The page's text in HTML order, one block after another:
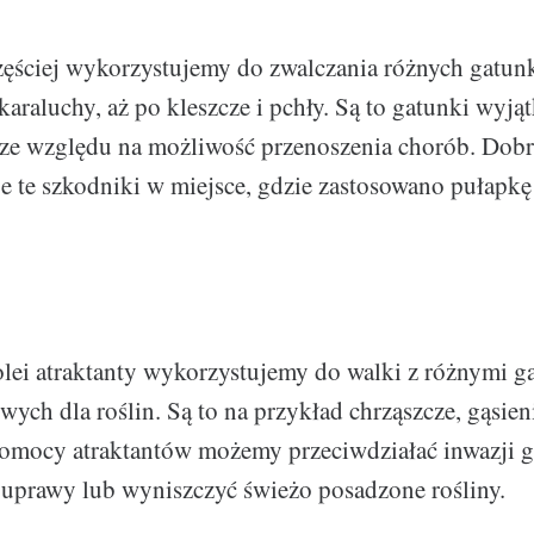
wykorzystujemy do zwalczania różnych
aż po kleszcze i pchły. Są to gatunki
względu na możliwość przenoszenia chorób.
te szkodniki w miejsce, gdzie zastosowano
atraktanty wykorzystujemy do walki z różnymi
dla roślin. Są to na przykład chrząszcze,
atraktantów możemy przeciwdziałać inwazji
lub wyniszczyć świeżo posadzone rośliny.